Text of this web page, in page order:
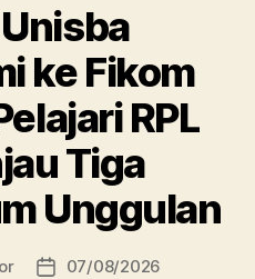
ke Fikom
RPL
Tiga
Unggulan
Post07/08/2026